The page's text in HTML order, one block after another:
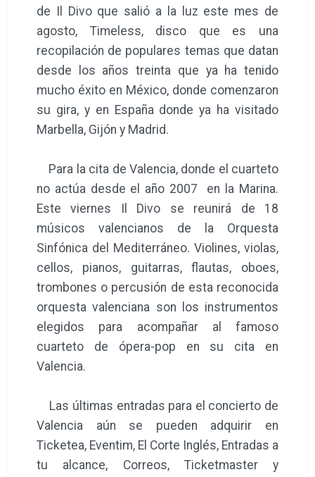
de Il Divo que salió a la luz este mes de
agosto, Timeless, disco que es una
recopilación de populares temas que datan
desde los años treinta que ya ha tenido
mucho éxito en México, donde comenzaron
su gira, y en España donde ya ha visitado
Marbella, Gijón y Madrid.
Para la cita de Valencia, donde el cuarteto
no actúa desde el año 2007 en la Marina.
Este viernes Il Divo se reunirá de 18
músicos valencianos de la Orquesta
Sinfónica del Mediterráneo. Violines, violas,
cellos, pianos, guitarras, flautas, oboes,
trombones o percusión de esta reconocida
orquesta valenciana son los instrumentos
elegidos para acompañar al famoso
cuarteto de ópera-pop en su cita en
Valencia.
Las últimas entradas para el concierto de
Valencia aún se pueden adquirir en
Ticketea, Eventim, El Corte Inglés, Entradas a
tu alcance, Correos, Ticketmaster y